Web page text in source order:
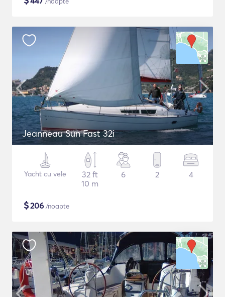
Jeanneau Sun Fast 32i
Yacht cu vele
32 ft
10 m
6 2 4
$206 /noapte